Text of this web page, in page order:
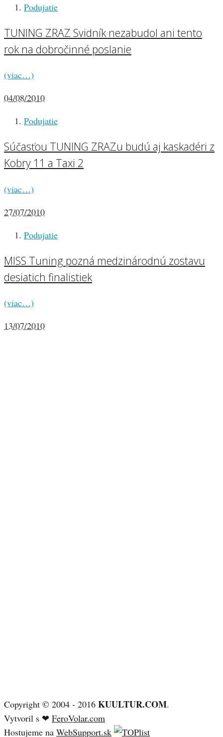
Podujatie
TUNING ZRAZ Svidník nezabudol ani tento
rok na dobročinné poslanie
(viac…)
04/08/2010
Podujatie
Súčasťou TUNING ZRAZu budú aj kaskadéri z
Kobry 11 a Taxi 2
(viac…)
27/07/2010
Podujatie
MISS Tuning pozná medzinárodnú zostavu
desiatich finalistiek
(viac…)
13/07/2010
Copyright © 2004 - 2016 KUULTUR.COM.
Vytvoril s ❤ FeroVolar.com
Hostujeme na WebSupport.sk